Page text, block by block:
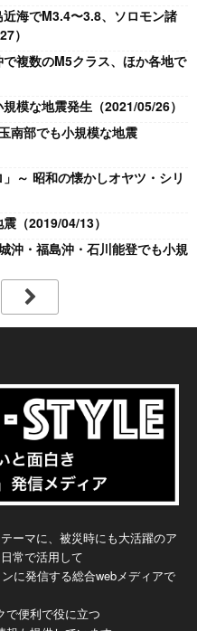
近海でM3.4〜3.8、ソロモン諸
）
複数のM5クラス、ほか各地で
模な地震発生（2021/05/26）
南部でも小規模な地震
～ 昭和の懐かしオヤツ・シリ
（2019/04/13）
沖・福島沖・石川能登でも小規
ーマに、被災時にも大活躍のア
常で活用して
に発信する総合webメディアで
で便利で役に立つ